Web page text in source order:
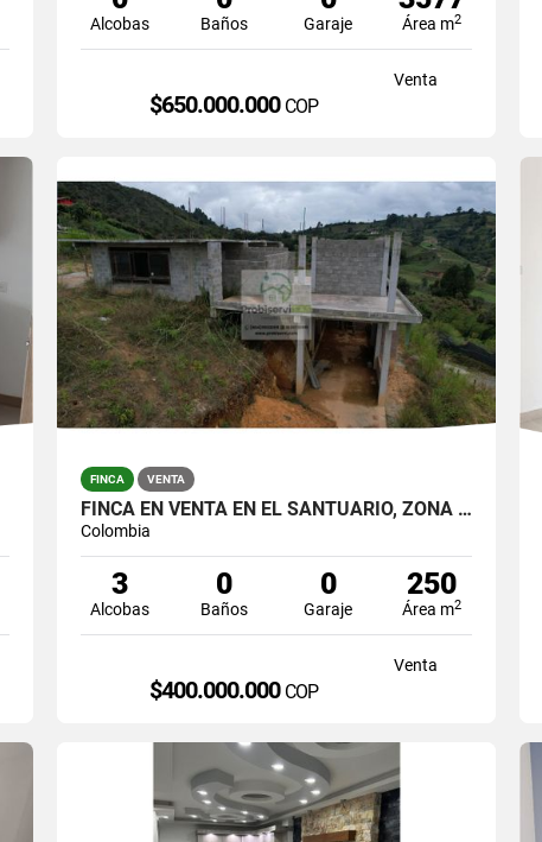
Alcobas Baños Garaje Área m2
Venta
$650.000.000 COP
FINCA VENTA
FINCA EN VENTA EN EL SANTUARIO, ZONA RURAL.
Colombia
3
Alcobas
0
Baños
0
Garaje
250
Área m2
Venta
$400.000.000 COP